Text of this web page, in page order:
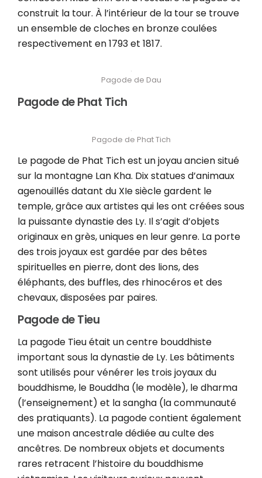
construit la tour. À l’intérieur de la tour se trouve
un ensemble de cloches en bronze coulées
respectivement en 1793 et 1817.
Pagode de Dau
Pagode de Phat Tich
Pagode de Phat Tich
Le pagode de Phat Tich est un joyau ancien situé
sur la montagne Lan Kha. Dix statues d’animaux
agenouillés datant du XIe siècle gardent le
temple, grâce aux artistes qui les ont créées sous
la puissante dynastie des Ly. Il s’agit d’objets
originaux en grès, uniques en leur genre. La porte
des trois joyaux est gardée par des bêtes
spirituelles en pierre, dont des lions, des
éléphants, des buffles, des rhinocéros et des
chevaux, disposées par paires.
Pagode de Tieu
La pagode Tieu était un centre bouddhiste
important sous la dynastie de Ly. Les bâtiments
sont utilisés pour vénérer les trois joyaux du
bouddhisme, le Bouddha (le modèle), le dharma
(l’enseignement) et la sangha (la communauté
des pratiquants). La pagode contient également
une maison ancestrale dédiée au culte des
ancêtres. De nombreux objets et documents
rares retracent l’histoire du bouddhisme